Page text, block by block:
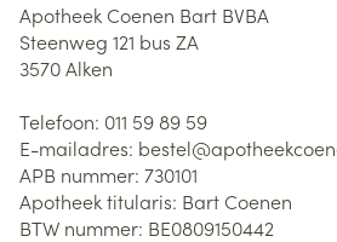
Apotheek Coenen Bart BVBA
Steenweg 121 bus ZA
3570Alken
Telefoon: 011 59 89 59
E-mailadres: bestel@
APB nummer: 730101
Apotheek titularis: Bart Coenen
BTW nummer: BE0809150442